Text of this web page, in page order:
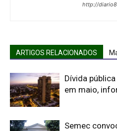
http://
ARTIGOS RELACIONADOS
Dívida
em maio,
Semec